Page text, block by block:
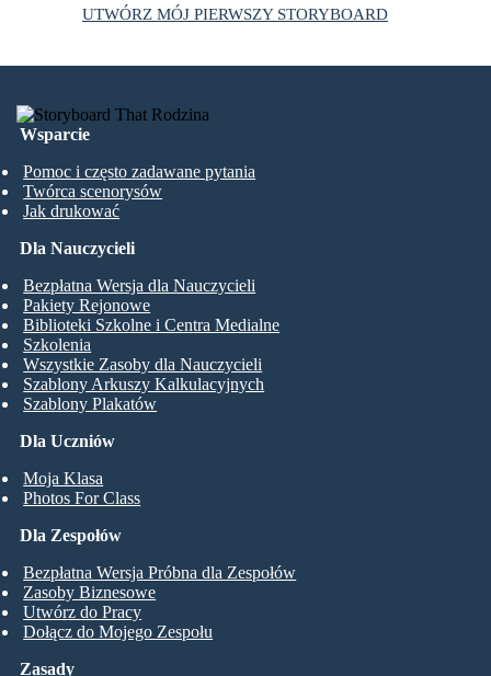
UTWÓRZ MÓJ PIERWSZY STORYBOARD
Wsparcie
Pomoc i często zadawane pytania
Twórca scenorysów
Jak drukować
Dla Uczniów
Moja Klasa
Photos For Class
Dla Nauczycieli
Bezpłatna Wersja dla Nauczycieli
Pakiety Rejonowe
Biblioteki Szkolne i Centra Medialne
Szkolenia
Wszystkie Zasoby dla Nauczycieli
Szablony Arkuszy Kalkulacyjnych
Szablony Plakatów
Dla Zespołów
Bezpłatna Wersja Próbna dla Zespołów
Zasoby Biznesowe
Utwórz do Pracy
Dołącz do Mojego Zespołu
Zasady